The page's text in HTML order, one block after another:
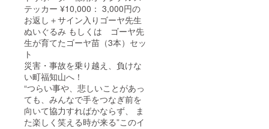
テッカー ¥10,000： 3,000円の
お返し＋サイン入りゴーヤ先生
ぬいぐるみ もしくは ゴーヤ先
生が育てたゴーヤ苗（3本）セッ
ト
災害・事故を乗り越え、負けな
い町福知山へ！
“つらい事や、悲しいことがあっ
ても、みんなで手をつなぎ前を
向いて協力すればかならず、 ま
た楽しく笑える時が来る”このイ